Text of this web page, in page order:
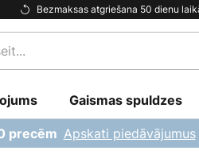
Bezmaksas atgriešana 50 dienu
Gaismas spuldzes
precēm Apskati piedāvājumus